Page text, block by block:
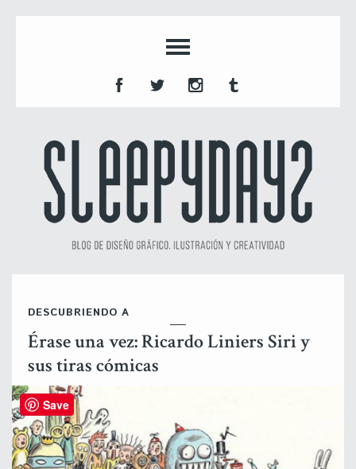
DESCUBRIENDO A
Érase una vez: Ricardo Liniers Siri y
sus tiras cómicas
Save